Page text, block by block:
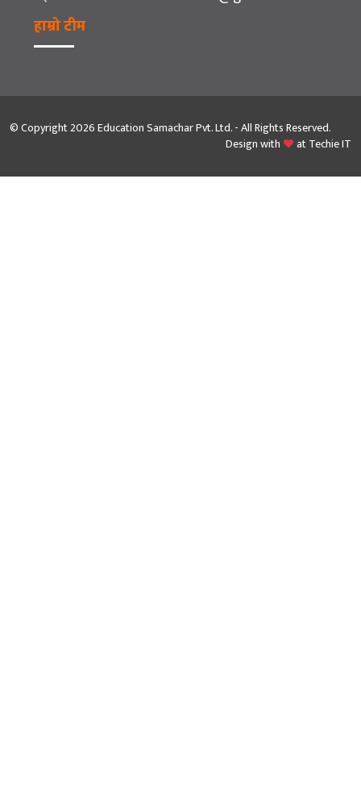
हाम्रो टीम
© Copyright 2026 Education Samachar Pvt. Ltd. - All Rights Reserved.
Design with
atTechie IT